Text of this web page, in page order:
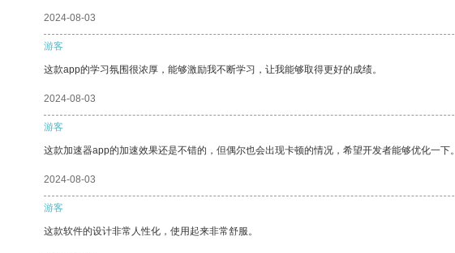
2024-08-03
游客
这款app的学习氛围很浓厚，能够激励我不断学习，让我能够取得更好的成绩。
2024-08-03
游客
这款加速器app的加速效果还是不错的，但偶尔也会出现卡顿的情况，希望开发者能够优化一下。
2024-08-03
游客
这款软件的设计非常人性化，使用起来非常舒服。